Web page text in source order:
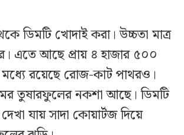
ডিমটি খোদাই করা। উচ্চতা মাত্র
এতে আছে প্রায় ৪ হাজার ৫০০
রয়েছে রোজ-কাট পাথরও।
তুষারফুলের নকশা আছে। ডিমটি
যায় সাদা কোয়ার্টজ দিয়ে